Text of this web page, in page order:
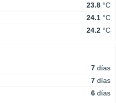
23.8 °C
24.1 °C
24.2 °C
7 días
7 días
6 días